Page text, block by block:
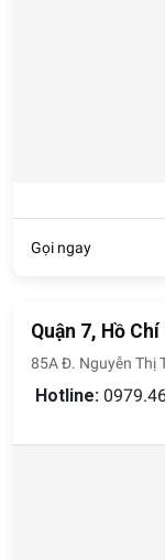
Gọi ngay
Quận 7, Hồ
85A Đ. Nguyễn Thị
Hotline: